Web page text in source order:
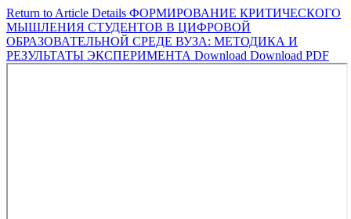
Return to Article Details ФОРМИРОВАНИЕ КРИТИЧЕСКОГО
МЫШЛЕНИЯ СТУДЕНТОВ В ЦИФРОВОЙ
ОБРАЗОВАТЕЛЬНОЙ СРЕДЕ ВУЗА: МЕТОДИКА И
РЕЗУЛЬТАТЫ ЭКСПЕРИМЕНТА Download Download PDF